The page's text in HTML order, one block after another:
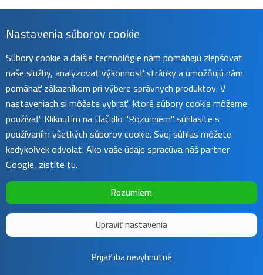
Sunnysoft2016 - 2026 | Template by
Nastavenia súborov cookie
Súbory cookie a ďalšie technológie nám pomáhajú zlepšovať
naše služby, analyzovať výkonnosť stránky a umožňujú nám
pomáhať zákazníkom pri výbere správnych produktov. V
nastaveniach si môžete vybrať, ktoré súbory cookie môžeme
používať. Kliknutím na tlačidlo "Rozumiem" súhlasíte s
používaním všetkých súborov cookie. Svoj súhlas môžete
kedykoľvek odvolať. Ako vaše údaje spracúva náš partner
Google, zistítetu.
Rozumiem
Upraviť nastavenia
Prijať iba nevyhnutné